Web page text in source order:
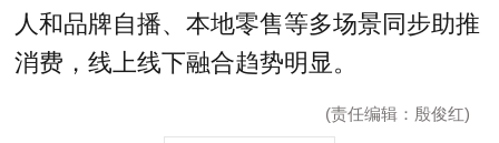
人和品牌自播、本地零售等多场景同步助推
消费，线上线下融合趋势明显。
(责任编辑：殷俊红)